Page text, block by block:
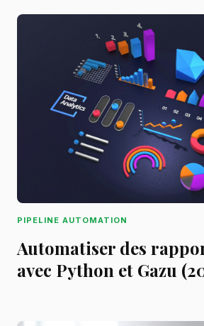
PIPELINE AUTOMATION
Automatiser des
avec Python et Gazu